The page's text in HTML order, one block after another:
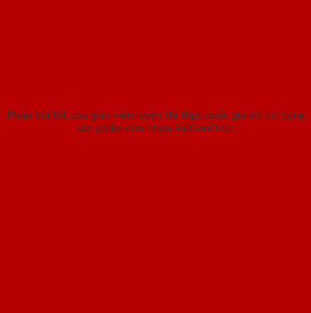
Phản hồi tốt của giáo viên luyện thi thpt quốc gia khi sử dụng
sản phẩm cửa nhựa SaiGonDoor